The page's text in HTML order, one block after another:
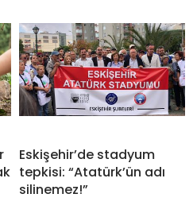
Eskişehir’de stadyum
tepkisi: “Atatürk’ün adı
silinemez!”